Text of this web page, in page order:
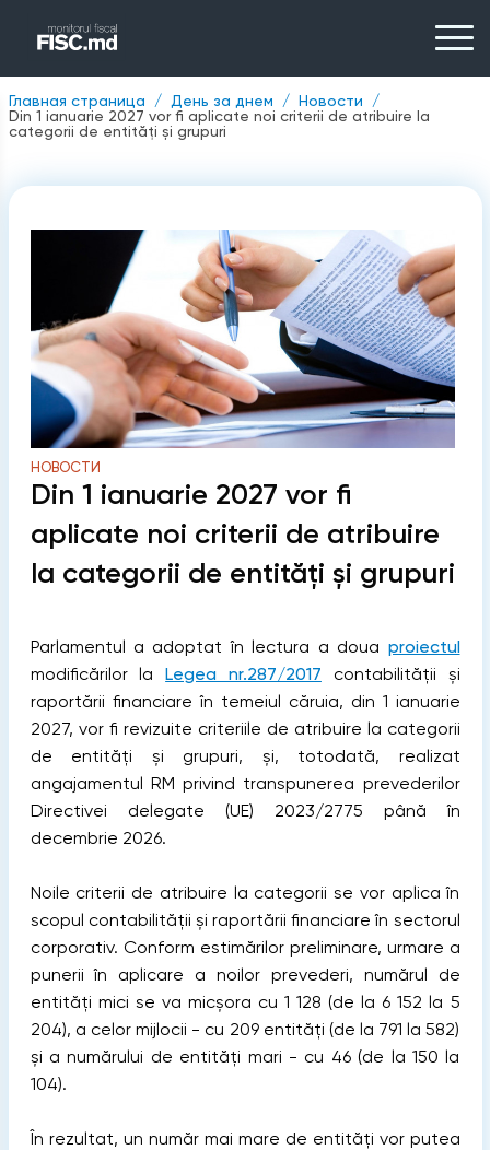
Главная страница День за днем
Новости
Din 1 ianuarie 2027 vor fi aplicate noi criterii de atribuire la
categorii de entități și grupuri
НОВОСТИ
Din 1 ianuarie 2027 vor fi
aplicate noi criterii de atribuire
la categorii de entități și grupuri
Parlamentul a adoptat în lectura a doua proiectul
modificărilor laLegea nr.287/2017 contabilității și
raportării financiare în temeiul căruia, din 1 ianuarie
2027, vor fi revizuite criteriile de atribuire la categorii
de entități și grupuri, și, totodată, realizat
angajamentul RM privind transpunerea prevederilor
Directivei delegate (UE) 2023/2775 până în
decembrie 2026.
Noile criterii de atribuire la categorii se vor aplica în
scopul contabilității și raportării financiare în sectorul
corporativ. Conform estimărilor preliminare, urmare a
punerii în aplicare a noilor prevederi, numărul de
entități mici se va micșora cu 1 128 (de la 6 152 la 5
204), a celor mijlocii - cu 209 entități (de la 791 la 582)
și a numărului de entități mari - cu 46 (de la 150 la
104).
În rezultat, un număr mai mare de entități vor putea